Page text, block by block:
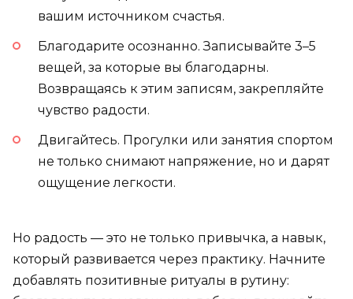
вашим источником счастья.
Благодарите осознанно. Записывайте 3–5
вещей, за которые вы благодарны.
Возвращаясь к этим записям, закрепляйте
чувство радости.
Двигайтесь. Прогулки или занятия спортом
не только снимают напряжение, но и дарят
ощущение легкости.
Но радость — это не только привычка, а навык,
который развивается через практику. Начните
добавлять позитивные ритуалы в рутину: